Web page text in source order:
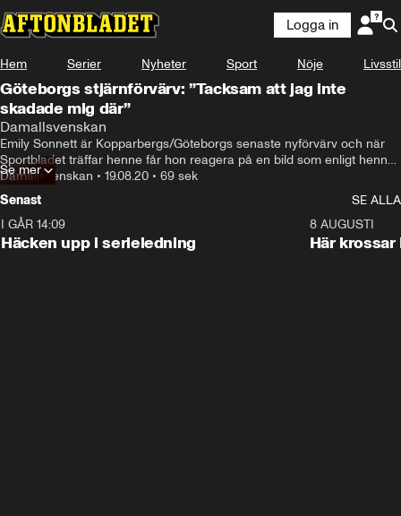
Logga in
Hem Serier Nyheter Sport Nöje Livsstil
Göteborgs stjärnförvärv: ”Tacksam att jag inte
skadade mig där”
Damallsvenskan
Emily Sonnett är Kopparbergs/Göteborgs senaste nyförvärv och när
Sportbladet träffar henne får hon reagera på en bild som enligt henne
själv ofta cirkulerar på sociala medier.
Damallsvenskan • 19.08.20 • 69 sek
Se mer
Senast
SE ALLA
I GÅR 14:09
Häcken upp i serieledning
8 AUGUSTI
Här